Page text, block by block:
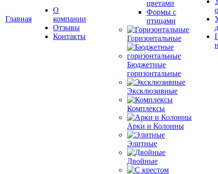
Главная
О
компании
Отзывы
Контакты
цветами
Формы с
птицами
Горизонтальные
Бюджетные
горизонтальные
Эксклюзивные
Комплексы
Арки и Колонны
Элитные
Двойные